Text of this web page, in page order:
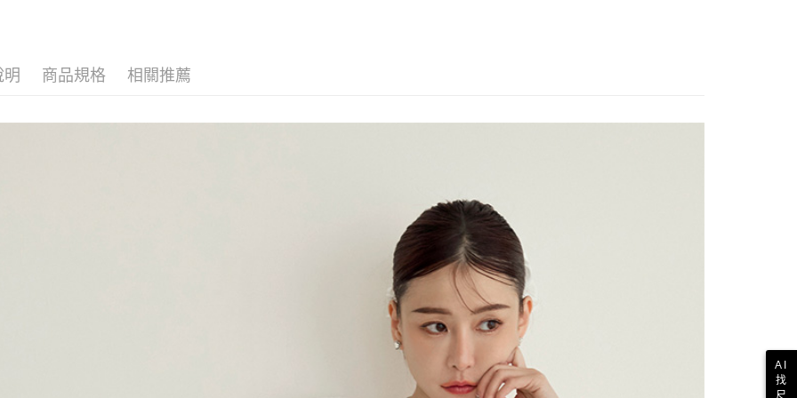
明 商品規格 相關推薦
AI
找
尺